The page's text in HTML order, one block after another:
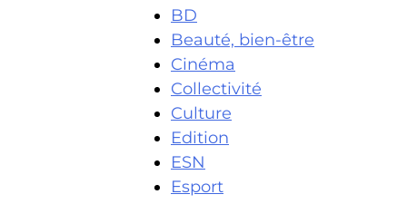
BD
Beauté, bien-être
Cinéma
Collectivité
Culture
Edition
ESN
Esport